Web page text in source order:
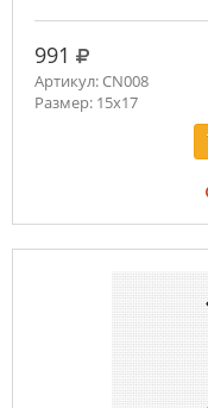
991 руб.
Артикул: CN008
Размер: 15х17